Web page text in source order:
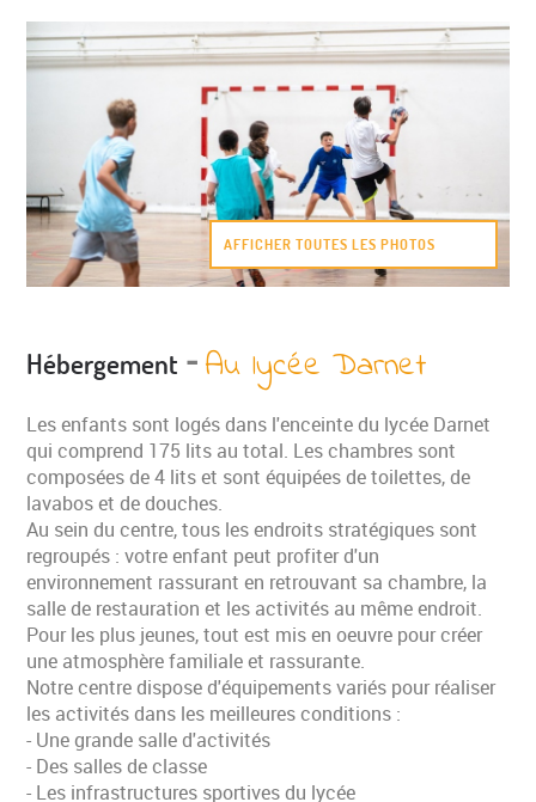
AFFICHER TOUTES LES PHOTOS
Hébergement -Au lycée Darnet
Les enfants sont logés dans l'enceinte du lycée Darnet
qui comprend 175 lits au total. Les chambres sont
composées de 4 lits et sont équipées de toilettes, de
lavabos et de douches.
Au sein du centre, tous les endroits stratégiques sont
regroupés : votre enfant peut profiter d'un
environnement rassurant en retrouvant sa chambre, la
salle de restauration et les activités au même endroit.
Pour les plus jeunes, tout est mis en oeuvre pour créer
une atmosphère familiale et rassurante.
Notre centre dispose d'équipements variés pour réaliser
les activités dans les meilleures conditions :
- Une grande salle d'activités
- Des salles de classe
- Les infrastructures sportives du lycée